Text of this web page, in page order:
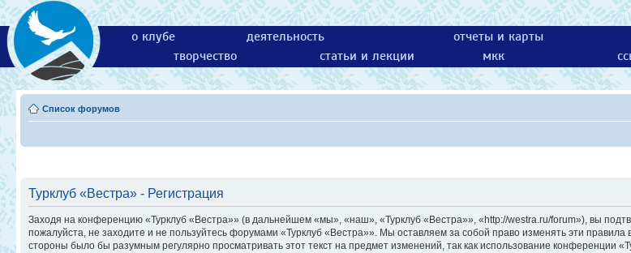
о клубе деятельность отчеты и карты
творчество
статьи и лекции мкк
Список форумов
Турклуб «Вестра» - Регистрация
Заходя на конференцию «Турклуб «Вестра»» (в дальнейшем «мы», «наш», «Турклуб «Вестра»», «http://westra.ru/forum»), вы
пожалуйста, не заходите и не пользуйтесь форумами «Турклуб «Вестра»». Мы оставляем за собой право изменять эти
стороны было бы разумным регулярно просматривать этот текст на предмет изменений, так как использование конференции